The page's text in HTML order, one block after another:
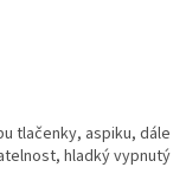
tlačenky, aspiku, dále
hladký vypnutý